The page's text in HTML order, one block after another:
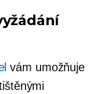
vám umožňuje